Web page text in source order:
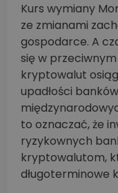
Kurs wymiany
ze zmianami
gospodarce. A
się w przeciwnym
kryptowalut
upadłości
to oznaczać, że
ryzykownych
kryptowalutom,
długoterminowe